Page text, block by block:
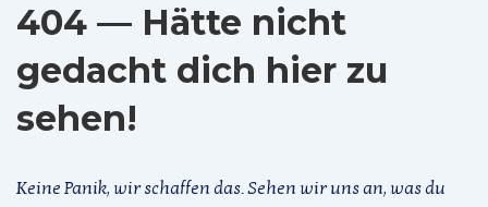
404 — Hätte nicht
gedacht dich hier zu
sehen!
Keine Panik, wir schaffen das. Sehen wir uns an, was du